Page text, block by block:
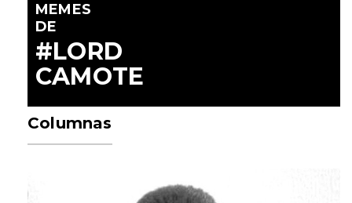
MEMES
DE
#LORD
CAMOTE
Columnas